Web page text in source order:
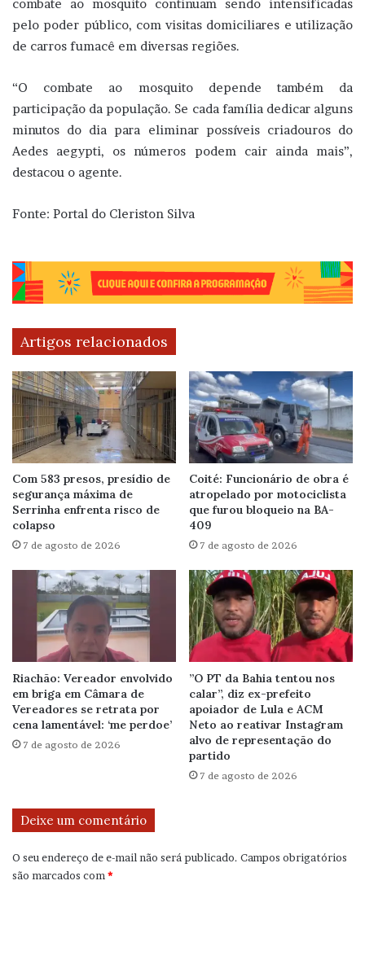
combate ao mosquito continuam sendo intensificadas
pelo poder público, com visitas domiciliares e utilização
de carros fumacê em diversas regiões.
“O combate ao mosquito depende também da
participação da população. Se cada família dedicar alguns
minutos do dia para eliminar possíveis criadouros do
Aedes aegypti, os números podem cair ainda mais”,
destacou o agente.
Fonte: Portal do Cleriston Silva
Artigos relacionados
Com 583 presos, presídio de
segurança máxima de
Serrinha enfrenta risco de
colapso
7 de agosto de 2026
Coité: Funcionário de obra é
atropelado por motociclista
que furou bloqueio na BA-
409
7 de agosto de 2026
Riachão: Vereador envolvido
em briga em Câmara de
Vereadores se retrata por
cena lamentável: ‘me perdoe’
7 de agosto de 2026
”O PT da Bahia tentou nos
calar”, diz ex-prefeito
apoiador de Lula e ACM
Neto ao reativar Instagram
alvo de representação do
partido
7 de agosto de 2026
Deixe um comentário
O seu endereço de e-mail não será publicado. Campos obrigatórios
são marcados com *